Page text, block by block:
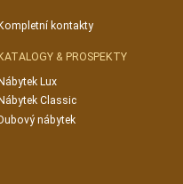
Kompletní kontakty
& PROSPEKTY
Nábytek Lux
Nábytek Classic
nábytek